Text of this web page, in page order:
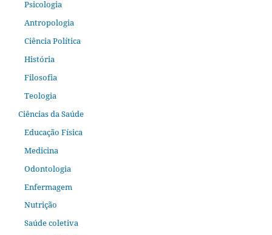
Psicologia
Antropologia
Ciência Política
História
Filosofia
Teologia
Ciências da Saúde
Educação Física
Medicina
Odontologia
Enfermagem
Nutrição
Saúde coletiva